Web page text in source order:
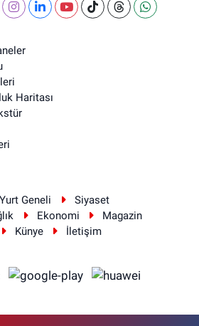
Haritası
Yurt Geneli
Siyaset
Ekonomi
Magazin
Künye
İletişim